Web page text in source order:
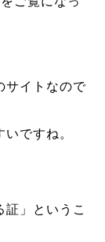
サイトなので
ですね。
」というこ